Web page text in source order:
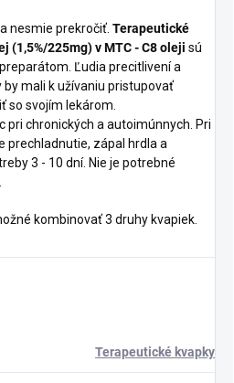
nesmie prekročiť. Terapeutické
(1,5%/225mg) v MTC - C8oleji sú
Ľudia precitlivení a
mali k užívaniu pristupovať
so svojím lekárom.
pri chronických a autoimúnnych. Pri
prechladnutie, zápal hrdla a
3 - 10 dní. Nie je potrebné
kombinovať 3 druhy kvapiek.
Terapeutické kvapky